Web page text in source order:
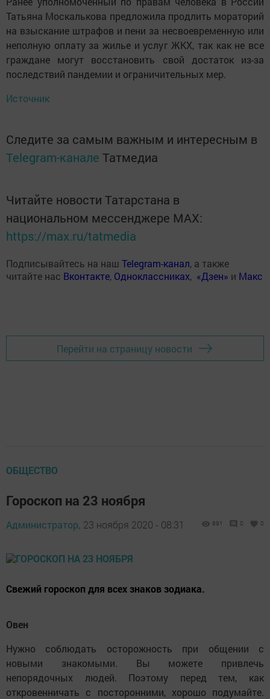
Татьяна Москалькова предложила продлить мораторий
на взыскание штрафов и пени за несвоевременную или
неполную оплату за жилье и услуг ЖКХ, так как не все
граждане могут восстановить свой достаток из-за
последствий пандемии и ограничительных мер.
Источник
Следите за самым важным и интересным в
Telegram-канале Татмедиа
Читайте новости Татарстана в
национальном мессенджере MАХ:
https://max.ru/tatmedia
Подписывайтесь на наш Telegram-канал, а также
читайте нас Вконтакте, Одноклассниках, «Дзен» и Макс
Перейти на страницу новости
ОБЩЕСТВО
Гороскоп на 23 ноября
Администратор, 23 ноября 2020 - 08:31 891 0 0
Свежий гороскоп для всех знаков зодиака.
Овен
Нужно соблюдать осторожность при общении с
новыми знакомыми. Вы можете привлечь
непорядочных людей. Поэтому перед тем, как
откровенничать с посторонними, хорошо подумайте.